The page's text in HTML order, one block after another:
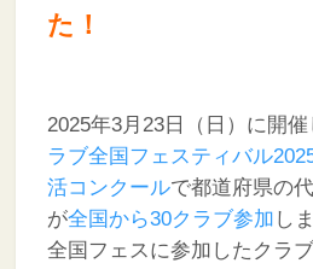
た！
2025年3月23日（日）に開催
ラブ全国フェスティバル
活コンクールで都道府県の
が全国から30クラブ参加 し
全国フェスに参加したクラ